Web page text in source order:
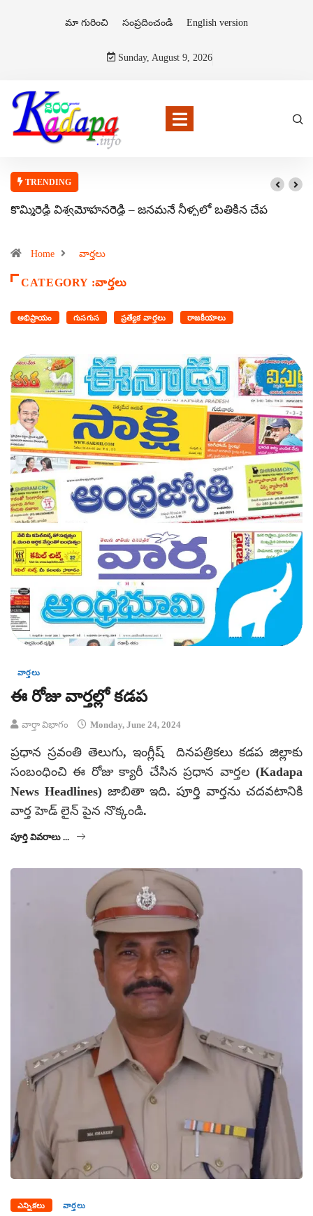
మా గురించి సంప్రదించండి English version
Sunday, August 9, 2026
TRENDING
కొమ్మిరెడ్డి విశ్వమోహనరెడ్డి – జనమనే నీళ్ళలో బతికిన చేప
Home వార్తలు
CATEGORY :వార్తలు
అభిప్రాయం గుసగుస ప్రత్యేక వార్తలు రాజకీయాలు
వార్తలు
ఈ రోజు వార్తల్లో కడప
వార్తా విభాగం Monday, June 24, 2024
ప్రధాన స్రవంతి తెలుగు, ఇంగ్లీష్ దినపత్రికలు కడప జిల్లాకు
సంబంధించి ఈ రోజు క్యారీ చేసిన ప్రధాన వార్తల (Kadapa
News Headlines) జాబితా ఇది. పూర్తి వార్తను చదవటానికి
వార్త హెడ్ లైన్ పైన నొక్కండి.
పూర్తి వివరాలు ...
ఎన్నికలు వార్తలు